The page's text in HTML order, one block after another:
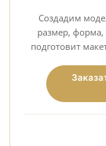
Создадим
размер,
подготовит